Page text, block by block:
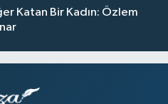
Katan Bir Kadın: Özlem